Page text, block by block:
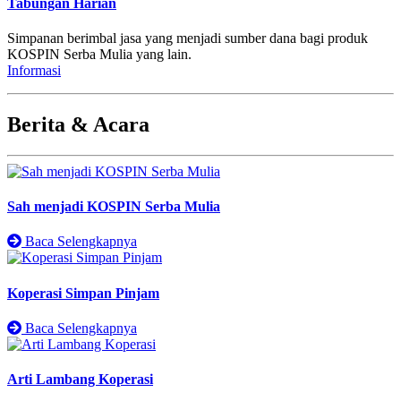
Simpanan berimbal jasa yang menjadi sumber dana bagi produk
KOSPIN Serba Mulia yang lain.
Informasi
Berita & Acara
Sah menjadi KOSPIN Serba Mulia
Baca Selengkapnya
Koperasi Simpan Pinjam
Baca Selengkapnya
Arti Lambang Koperasi